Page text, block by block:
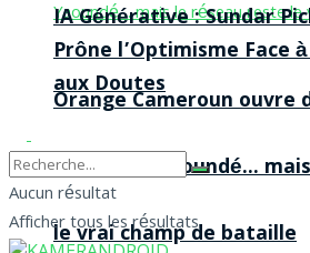
Orange Cameroun ouvre
agences à Yaoundé…
le vrai champ de bataille
IA Générative : Sundar
Prône l’Optimisme Face
aux Doutes
Aucun résultat
Afficher tous les résultats